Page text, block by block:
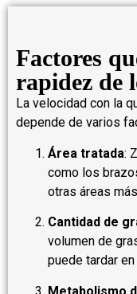
Factores
rapidez de
La velocidad con la
depende de varios
Área tratada:
como los
otras áreas
Cantidad de
volumen de
puede tardar
Metabolismo